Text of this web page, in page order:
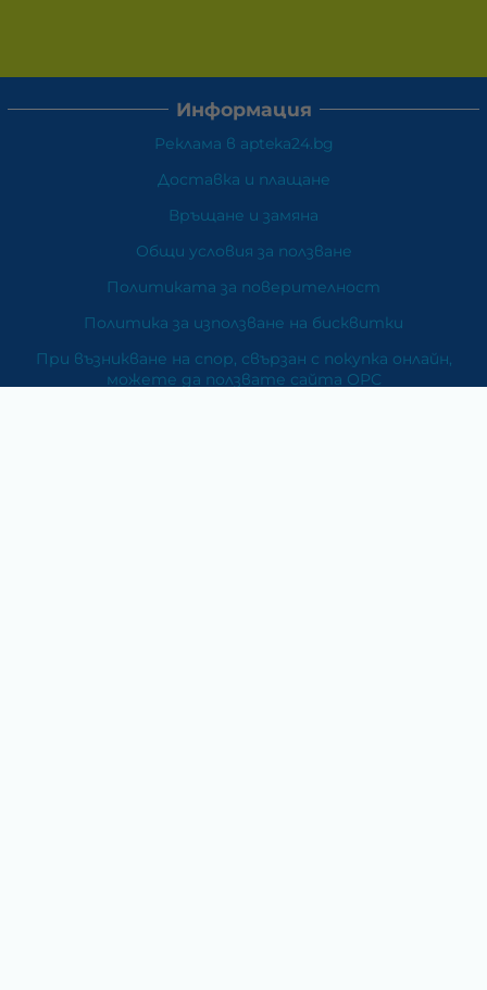
Информация
Реклама в apteka24.bg
Доставка и плащане
Връщане и замяна
Общи условия за ползване
Политиката за поверителност
Политика за използване на бисквитки
При възникване на спор, свързан с покупка онлайн,
можете да ползвате сайта ОРС